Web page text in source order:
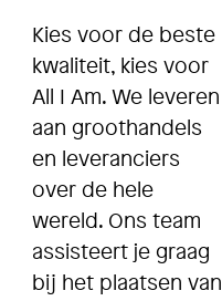
Kies voor de beste
kwaliteit, kies voor
All I Am. We leveren
aan groothandels
en leveranciers
over de hele
wereld. Ons team
assisteert je graag
bij het plaatsen van